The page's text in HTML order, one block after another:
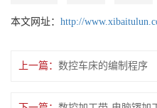
本文网址： http://
上一篇： 数控车床的编制程序